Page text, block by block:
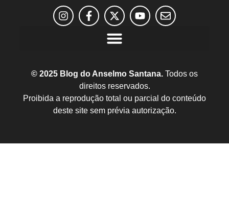
© 2025 Blog do Anselmo Santana. Todos os
direitos reservados.
Proibida a reprodução total ou parcial do conteúdo
deste site sem prévia autorização.